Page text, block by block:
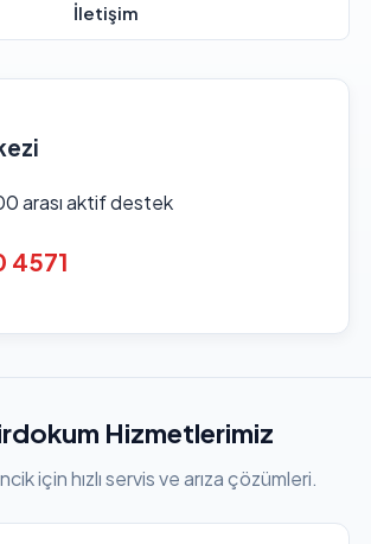
İletişim
arası aktif destek
4571
Hizmetlerimiz
için hızlı servis ve arıza çözümleri.